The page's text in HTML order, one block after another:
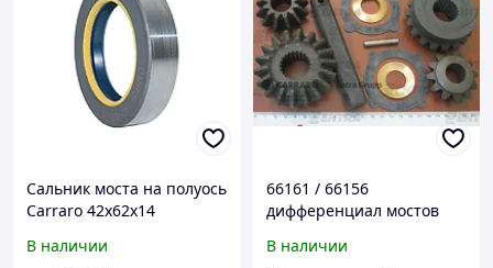
Cальник моста на полуось
Carraro 42х62х14
В наличии
66161 / 66156
дифференциал мостов
В наличии